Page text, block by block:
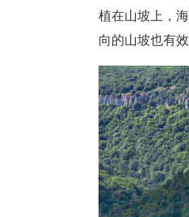
植在山坡上，
向的山坡也有